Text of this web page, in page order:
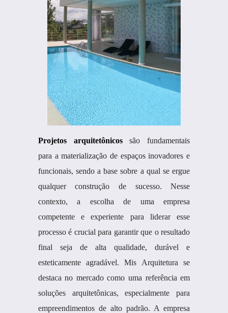
Projetos arquitetônicossão fundamentais
para a materialização de espaços inovadores e
funcionais, sendo a base sobre a qual se ergue
qualquer construção de sucesso. Nesse
contexto, a escolha de uma empresa
competente e experiente para liderar esse
processo é crucial para garantir que o resultado
final seja de alta qualidade, durável e
esteticamente agradável. Mis Arquitetura se
destaca no mercado como uma referência em
soluções arquitetônicas, especialmente para
empreendimentos de alto padrão. A empresa